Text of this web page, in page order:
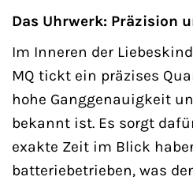
Das Uhrwerk: Präzision
Im Inneren der
MQ tickt ein präzises
hohe Ganggenauigkeit
bekannt ist. Es sorgt
exakte Zeit im Blick
batteriebetrieben, was